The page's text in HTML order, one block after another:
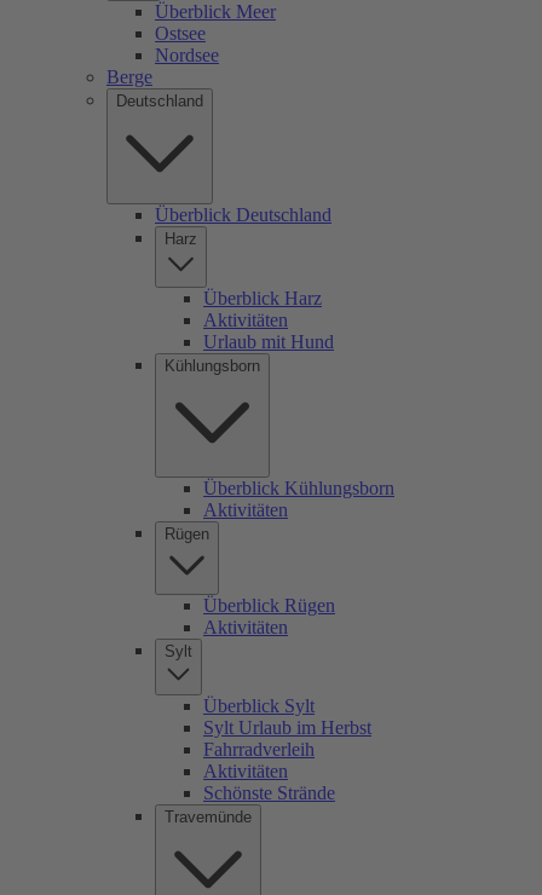
Überblick Meer
Ostsee
Nordsee
Berge
Deutschland
Überblick Deutschland
Harz
Überblick Harz
Aktivitäten
Urlaub mit Hund
Kühlungsborn
Überblick Kühlungsborn
Aktivitäten
Rügen
Überblick Rügen
Aktivitäten
Sylt
Überblick Sylt
Sylt Urlaub im Herbst
Fahrradverleih
Aktivitäten
Schönste Strände
Travemünde